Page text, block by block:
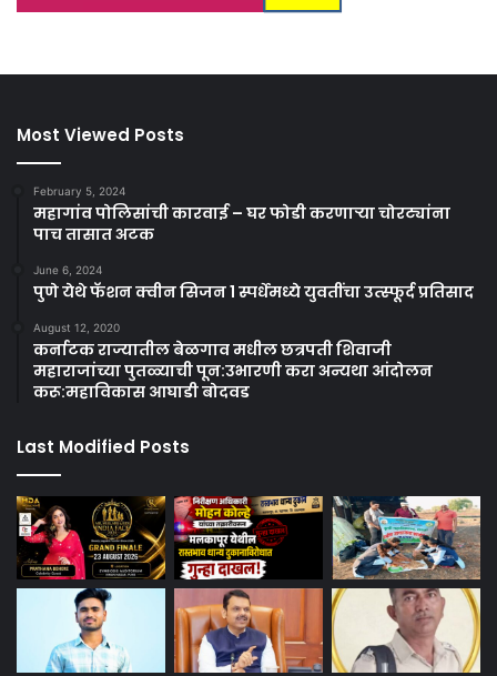
Most Viewed Posts
February 5, 2024
महागांव पोलिसांची कारवाई – घर फोडी करणाऱ्या चोरट्यांना
पाच तासात अटक
June 6, 2024
पुणे येथे फॅशन क्वीन सिजन 1 स्पर्धेमध्ये युवतींचा उत्स्फूर्द प्रतिसाद
August 12, 2020
कर्नाटक राज्यातील बेळगाव मधील छत्रपती शिवाजी
महाराजांच्या पुतळ्याची पून:उभारणी करा अन्यथा आंदोलन
करू:महाविकास आघाडी बोदवड
Last Modified Posts